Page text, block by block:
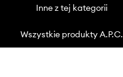
Inne z tej kategorii
Wszystkie produkty A.P.C.